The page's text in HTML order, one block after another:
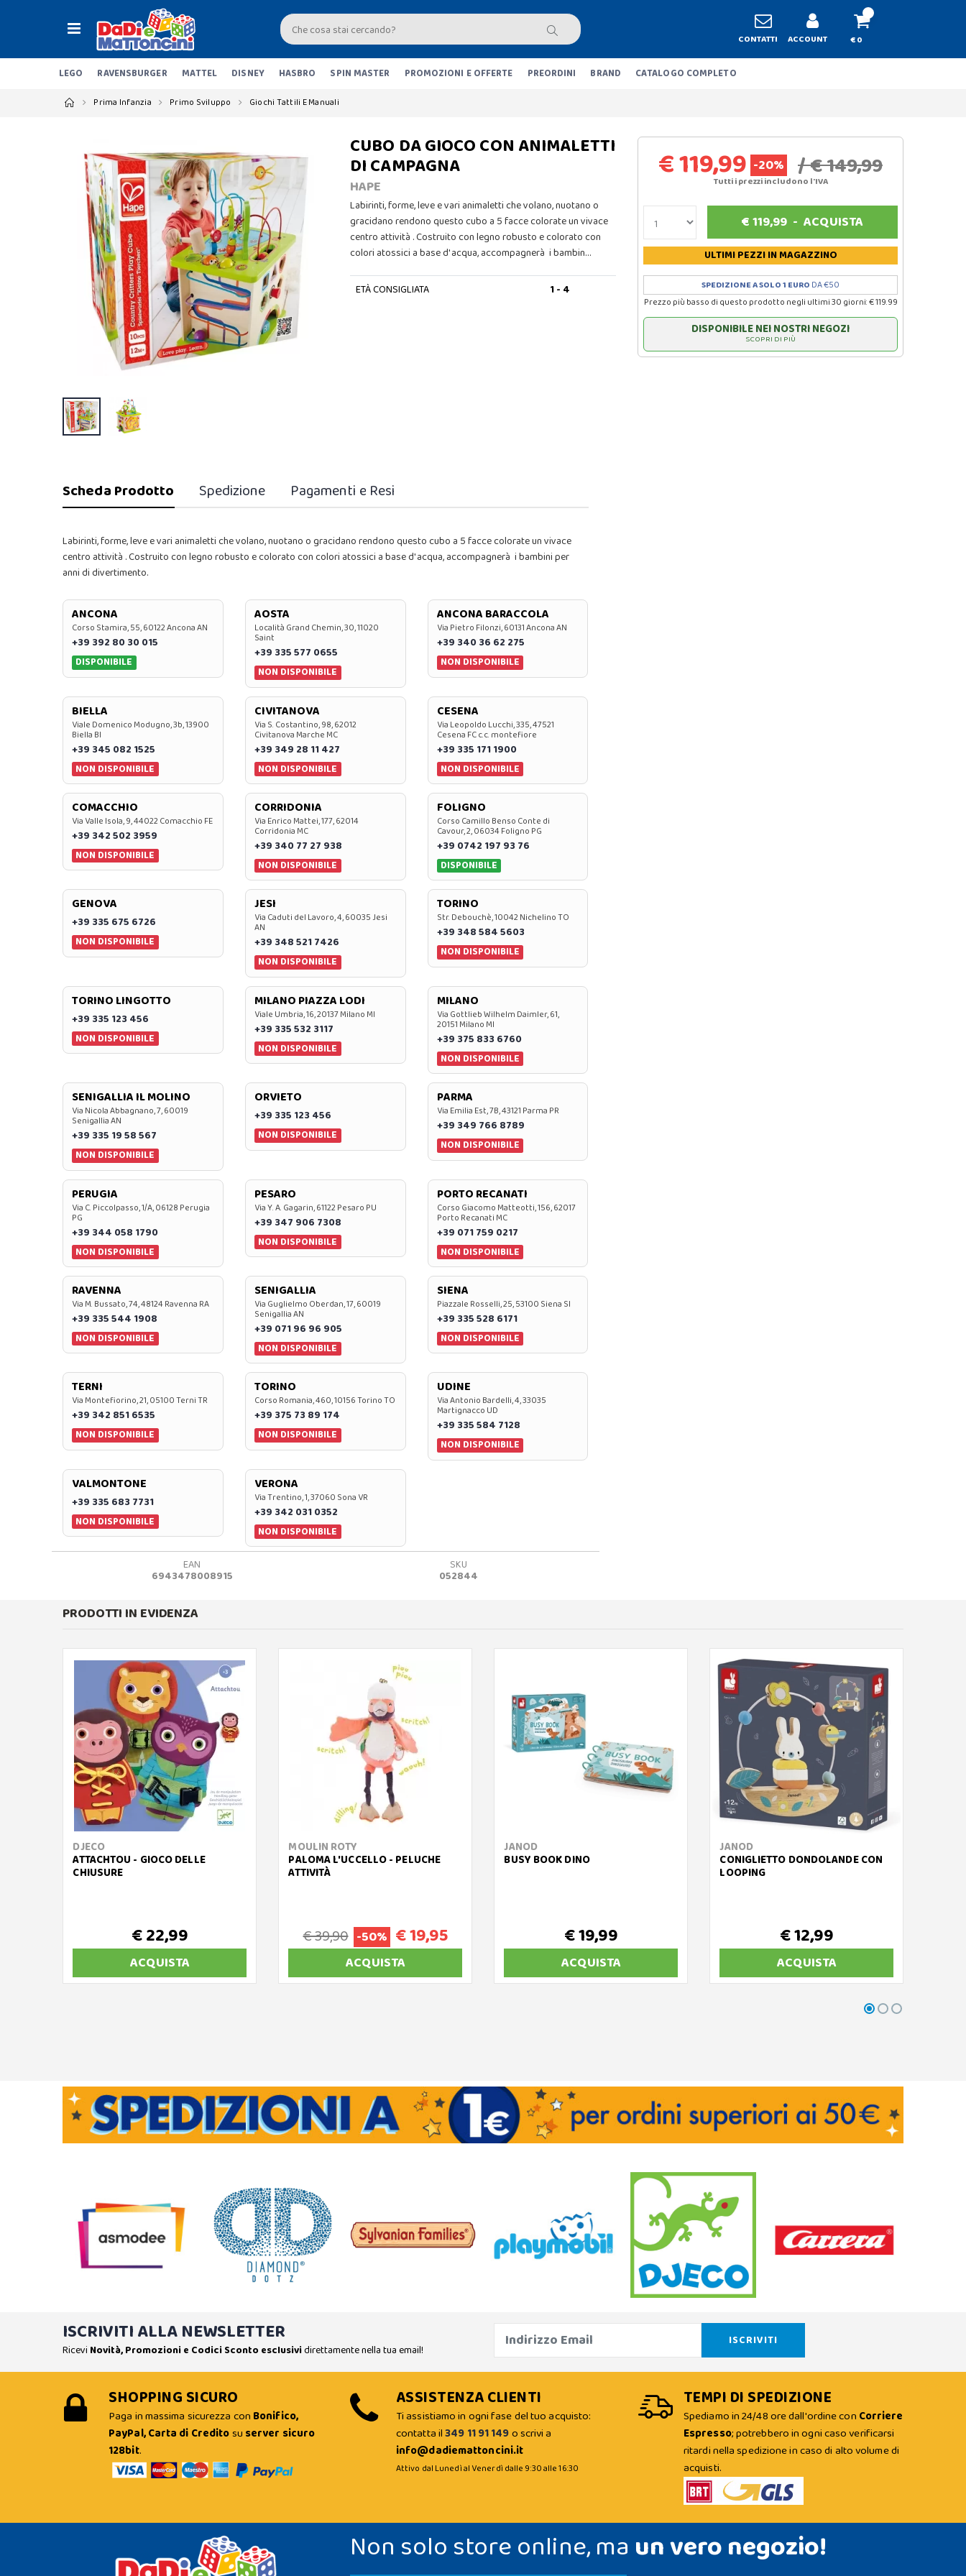
CONTATTI ACCOUNT € 0
LEGO RAVENSBURGER MATTEL DISNEY HASBRO SPIN MASTER PROMOZIONI E OFFERTE PREORDINI BRAND CATALOGO COMPLETO
Prima Infanzia Primo Sviluppo Giochi Tattili E Manuali
CUBO DA GIOCO CON ANIMALETTI
DI CAMPAGNA
HAPE
Labirinti, forme, leve e vari animaletti che volano, nuotano o
gracidano rendono questo cubo a 5 facce colorate un vivace
centro attività . Costruito con legno robusto e colorato con
colori atossici a base d' acqua, accompagnerà i bambin…
ETÀ CONSIGLIATA 1 - 4
€ 119,99 -20% / € 149,99
Tutti i prezzi includono l'IVA
€119,99 -ACQUISTA
ULTIMI PEZZIIN MAGAZZINO
SPEDIZIONE A SOLO 1 EURO DA €50
Prezzo più basso di questo prodotto negli ultimi 30 giorni: € 119.99
DISPONIBILE NEI NOSTRI NEGOZI
SCOPRI DI PIÙ
Scheda Prodotto Spedizione Pagamenti e Resi
Labirinti, forme, leve e vari animaletti che volano, nuotano o gracidano rendono questo cubo a 5 facce colorate un vivace
centro attività . Costruito con legno robusto e colorato con colori atossici a base d' acqua, accompagnerà i bambini per
anni di divertimento.
ANCONA
Corso Stamira, 55, 60122 Ancona AN
+39 392 80 30 015
DISPONIBILE
AOSTA
Località Grand Chemin, 30, 11020
Saint
+39 335 577 0655
NON DISPONIBILE
ANCONA BARACCOLA
Via Pietro Filonzi, 60131 Ancona AN
+39 340 36 62 275
NON DISPONIBILE
BIELLA
Viale Domenico Modugno, 3b, 13900
Biella BI
+39 345 082 1525
NON DISPONIBILE
CIVITANOVA
Via S. Costantino, 98, 62012
Civitanova Marche MC
+39 349 28 11 427
NON DISPONIBILE
CESENA
Via Leopoldo Lucchi, 335, 47521
Cesena FC c.c. montefiore
+39 335 171 1900
NON DISPONIBILE
COMACCHIO
Via Valle Isola, 9, 44022 Comacchio FE
+39 342 502 3959
NON DISPONIBILE
CORRIDONIA
Via Enrico Mattei, 177, 62014
Corridonia MC
+39 340 77 27 938
NON DISPONIBILE
FOLIGNO
Corso Camillo Benso Conte di
Cavour, 2, 06034 Foligno PG
+39 0742 197 93 76
DISPONIBILE
GENOVA
+39 335 675 6726
NON DISPONIBILE
JESI
Via Caduti del Lavoro, 4, 60035 Jesi
AN
+39 348 521 7426
NON DISPONIBILE
TORINO
Str. Debouchè, 10042 Nichelino TO
+39 348 584 5603
NON DISPONIBILE
TORINO LINGOTTO
+39 335 123 456
NON DISPONIBILE
MILANO PIAZZA LODI
Viale Umbria, 16, 20137 Milano MI
+39 335 532 3117
NON DISPONIBILE
MILANO
Via Gottlieb Wilhelm Daimler, 61,
20151 Milano MI
+39 375 833 6760
NON DISPONIBILE
SENIGALLIA IL MOLINO
Via Nicola Abbagnano, 7, 60019
Senigallia AN
+39 335 19 58 567
NON DISPONIBILE
ORVIETO
+39 335 123 456
NON DISPONIBILE
PARMA
Via Emilia Est, 7B, 43121 Parma PR
+39 349 766 8789
NON DISPONIBILE
PERUGIA
Via C. Piccolpasso, 1/A, 06128 Perugia
PG
+39 344 058 1790
NON DISPONIBILE
PESARO
Via Y. A. Gagarin, 61122 Pesaro PU
+39 347 906 7308
NON DISPONIBILE
PORTO RECANATI
Corso Giacomo Matteotti, 156, 62017
Porto Recanati MC
+39 071 759 0217
NON DISPONIBILE
RAVENNA
Via M. Bussato, 74, 48124 Ravenna RA
+39 335 544 1908
NON DISPONIBILE
SENIGALLIA
Via Guglielmo Oberdan, 17, 60019
Senigallia AN
+39 071 96 96 905
NON DISPONIBILE
SIENA
Piazzale Rosselli, 25, 53100 Siena SI
+39 335 528 6171
NON DISPONIBILE
TERNI
Via Montefiorino, 21, 05100 Terni TR
+39 342 851 6535
NON DISPONIBILE
TORINO
Corso Romania, 460, 10156 Torino TO
+39 375 73 89 174
NON DISPONIBILE
UDINE
Via Antonio Bardelli, 4, 33035
Martignacco UD
+39 335 584 7128
NON DISPONIBILE
VALMONTONE
+39 335 683 7731
NON DISPONIBILE
VERONA
Via Trentino, 1, 37060 Sona VR
+39 342 031 0352
NON DISPONIBILE
EAN
6943478008915
SKU
052844
PRODOTTI IN EVIDENZA
DJECO
ATTACHTOU - GIOCO DELLE
CHIUSURE
€ 22,99
ACQUISTA
MOULIN ROTY
PALOMA L'UCCELLO - PELUCHE
ATTIVITÀ
€ 39,90 -50% € 19,95
ACQUISTA
JANOD
BUSY BOOK DINO
€ 19,99
ACQUISTA
JANOD
CONIGLIETTO DONDOLANDE CON
LOOPING
€ 12,99
ACQUISTA
ISCRIVITI ALLA NEWSLETTER
Ricevi Novità, Promozioni e Codici Sconto esclusividirettamente nella tua email!
SHOPPING SICURO
Paga in massima sicurezza con Bonifico,
PayPal, Carta di Creditosu server sicuro
128bit.
ASSISTENZA CLIENTI
Ti assistiamo in ogni fase del tuo acquisto:
contatta il349 11 91 149o scrivi a
info@dadiemattoncini.it
Attivo dal Lunedì al Venerdì dalle 9:30 alle 16:30
TEMPI DI SPEDIZIONE
Spediamo in 24/48 ore dall'ordine con Corriere
Espresso; potrebbero in ogni caso verificarsi
ritardi nella spedizione in caso di alto volume di
acquisti.
Non solo store online, ma un vero negozio!